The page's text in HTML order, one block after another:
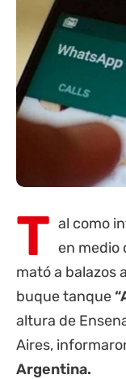
T al como
en medio
mató a balazos
buque tanque
altura de
Aires,
Argentina.